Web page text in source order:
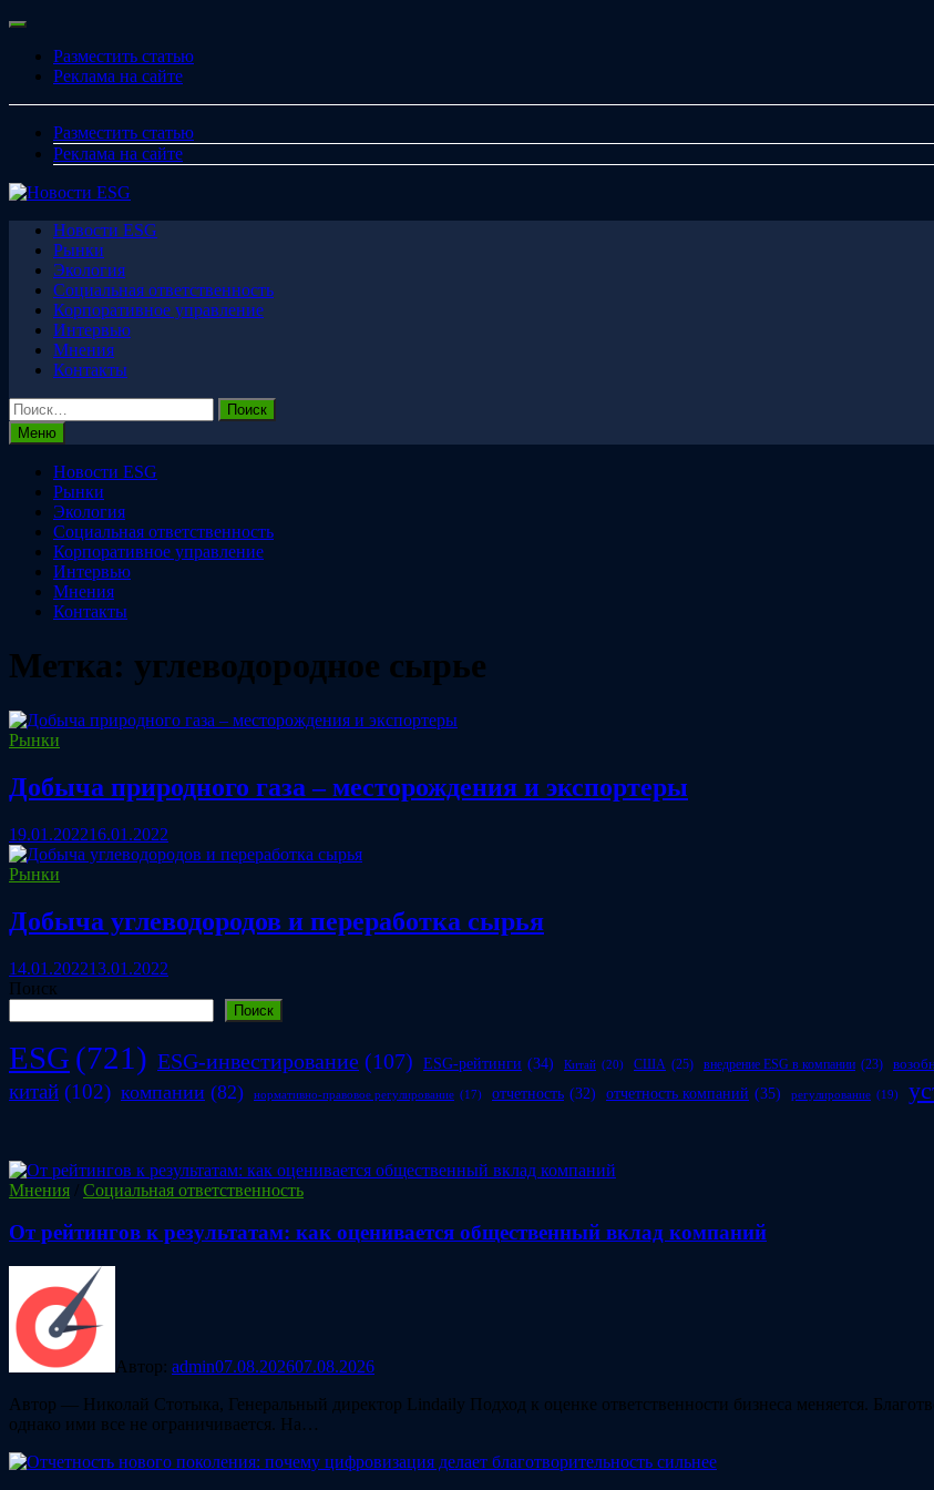
Перейти
содержимому
Меню
Разместить статью
Реклама на сайте
Разместить статью
Реклама на сайте
Новости ESG
Рынки
Экология
Социальная ответственность
Корпоративное управление
Интервью
Мнения
Контакты
Найти:
Меню
Новости ESG
Рынки
Экология
Социальная ответственность
Корпоративное управление
Интервью
Мнения
Контакты
Метка: углеводородное сырье
Рынки
Добыча природного газа – месторождения и экспортеры
19.01.202216.01.2022
Рынки
Добыча углеводородов и переработка сырья
14.01.202213.01.2022
Поиск
Поиск
ESG (721) ESG-инвестирование (107) ESG-рейтинги (34) Китай (20) США (25) внедрение ESG в компании (23)
китай (102) компании (82) нормативно-правовое регулирование (17) отчетность (32) отчетность компаний (35) регулирование (19)
Мнения / Социальная ответственность
От рейтингов к результатам: как оценивается общественный вклад компаний
Автор: admin07.08.202607.08.2026
Автор — Николай Стотыка, Генеральный директор Lindaily Подход к оценке ответственности бизнеса меняется.
однако ими все не ограничивается. На…